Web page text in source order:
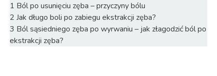
1 Ból po usunięciu zęba – przyczyny bólu
2 Jak długo boli po zabiegu ekstrakcji zęba?
3 Ból sąsiedniego zęba po wyrwaniu – jak złagodzić ból po
ekstrakcji zęba?